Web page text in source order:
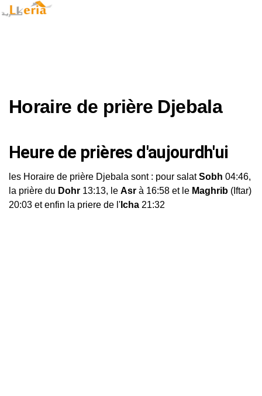
Horaire de prière Djebala
Heure de prières d'aujourdh'ui
les Horaire de prière Djebala sont : pour salatSobh 04:46,
la prière du Dohr 13:13, le Asr à 16:58 et le Maghrib (Iftar)
20:03 et enfin la priere de l' Icha 21:32